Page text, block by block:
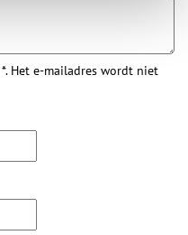
Het e-mailadres wordt niet